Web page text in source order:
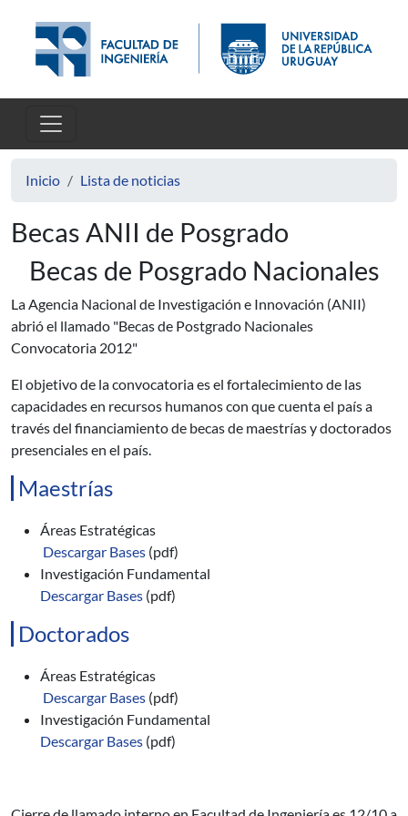
Inicio Lista de noticias
Becas ANII de Posgrado
Becas de Posgrado Nacionales
La Agencia Nacional de Investigación e Innovación (ANII)
abrió el llamado "Becas de Postgrado Nacionales
Convocatoria 2012"
El objetivo de la convocatoria es el fortalecimiento de las
capacidades en recursos humanos con que cuenta el país a
través del financiamiento de becas de maestrías y doctorados
presenciales en el país.
Maestrías
Áreas Estratégicas
Descargar Bases (pdf)
Investigación Fundamental
Descargar Bases (pdf)
Doctorados
Áreas Estratégicas
Descargar Bases (pdf)
Investigación Fundamental
Descargar Bases (pdf)